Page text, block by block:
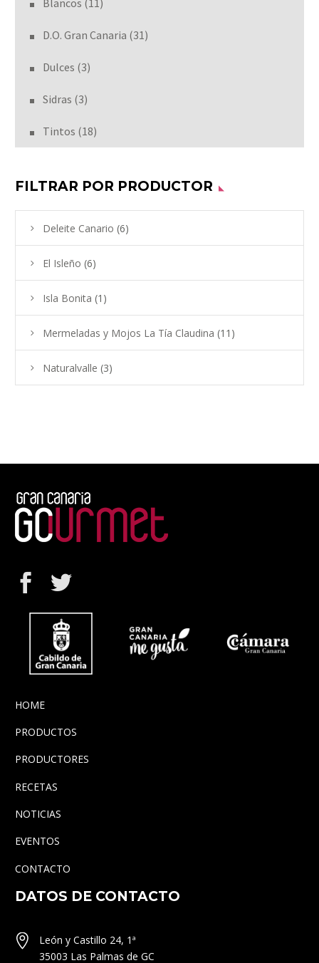
Blancos (11)
D.O. Gran Canaria (31)
Dulces (3)
Sidras (3)
Tintos (18)
FILTRAR POR PRODUCTOR
Deleite Canario (6)
El Isleño (6)
Isla Bonita (1)
Mermeladas y Mojos La Tía Claudina (11)
Naturalvalle (3)
HOME
PRODUCTOS
PRODUCTORES
RECETAS
NOTICIAS
EVENTOS
CONTACTO
DATOS DE CONTACTO


León y Castillo 24, 1ª
35003 Las Palmas de GC